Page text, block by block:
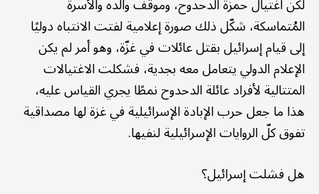
المُتماسكة، شكّل ذلك صورة إعلامية لفتت الانتباه دوليًا
إلى قيام إسرائيل بقتل عائلات في غزّة، وهو أمر لم يكن
الإعلام الدولي يتعامل معه بجدية، فشكلت الاغتيالات
المتتالية لأفراد عائلة الدحدوح نمطًا يجري القياس عليه،
هذا ما جعل حرب الإبادة الإسرائيلية في غزة لها مصداقية
تفوق كلّ الروايات الإسرائيلية لنفيها.
هل فشلت إسرائيل؟